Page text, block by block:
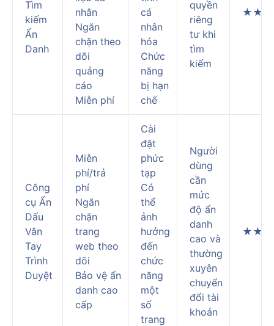
Tìm
kiếm
Ẩn
Danh
nhân
Ngăn
chặn theo
dõi
quảng
cáo
Miễn phí
cá
nhân
hóa
Chức
năng
bị hạn
chế
quyền
riêng
tư khi
tìm
kiếm
Công
cụ Ẩn
Dấu
Vân
Tay
Trình
Duyệt
Miễn
phí/trả
phí
Ngăn
chặn
trang
web theo
dõi
Bảo vệ ẩn
danh cao
cấp
Cài
đặt
phức
tạp
Có
thể
ảnh
hưởng
đến
chức
năng
một
số
trang
Người
dùng
cần
mức
độ ẩn
danh
cao và
thường
xuyên
chuyển
đổi tài
khoản